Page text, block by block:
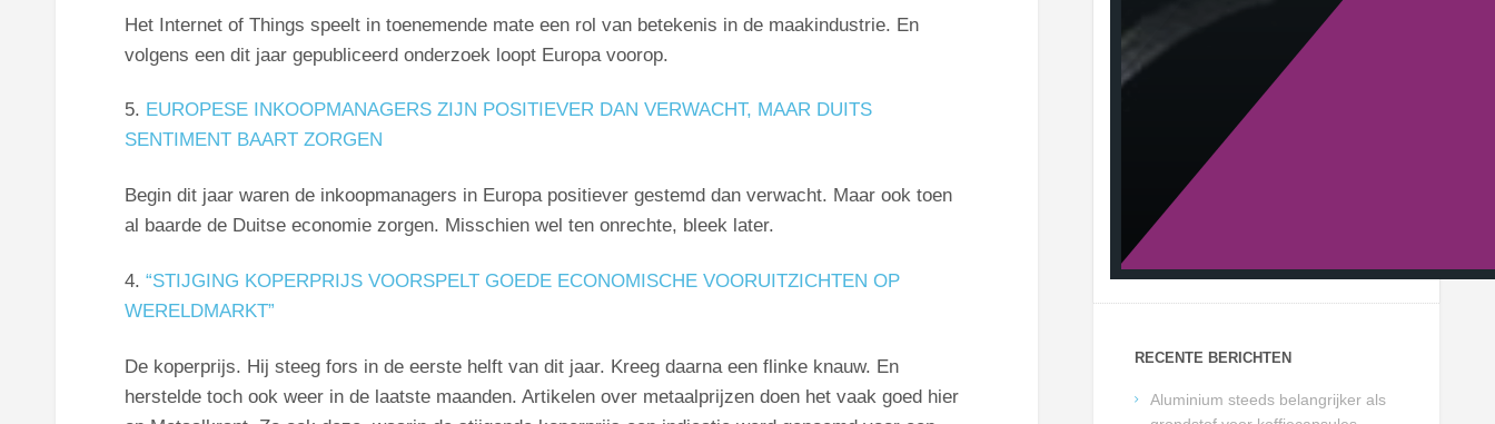
Het Internet of Things speelt in toenemende mate een rol van betekenis in de maakindustrie. En
volgens een dit jaar gepubliceerd onderzoek loopt Europa voorop.
5. EUROPESE INKOOPMANAGERS ZIJN POSITIEVER DAN VERWACHT, MAAR DUITS
SENTIMENT BAART ZORGEN
Begin dit jaar waren de inkoopmanagers in Europa positiever gestemd dan verwacht. Maar ook toen
al baarde de Duitse economie zorgen. Misschien wel ten onrechte, bleek later.
4. “STIJGING KOPERPRIJS VOORSPELT GOEDE ECONOMISCHE VOORUITZICHTEN OP
WERELDMARKT”
De koperprijs. Hij steeg fors in de eerste helft van dit jaar. Kreeg daarna een flinke knauw. En
herstelde toch ook weer in de laatste maanden. Artikelen over metaalprijzen doen het vaak goed hier
RECENTE BERICHTEN
Aluminium steeds belangrijker als